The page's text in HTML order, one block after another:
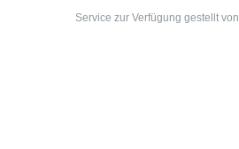
Service zur Verfügung gestellt von